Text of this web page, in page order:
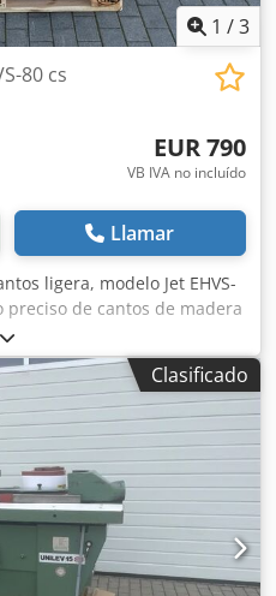
1 /3
80 cs
EUR 790
VB IVA no incluído
Llamar
ligera, modelo Jet EHVS-
de cantos de madera
ligera y su potente motor
de lijado uniforme y una
de material. Ideal para
fabricación de muebles y
técnicos: Csdpfx Aszryxheg
lijado: 2260 mm - Ancho de
Inclinable - Potencia
aspiración: 100 mm
Clasificado